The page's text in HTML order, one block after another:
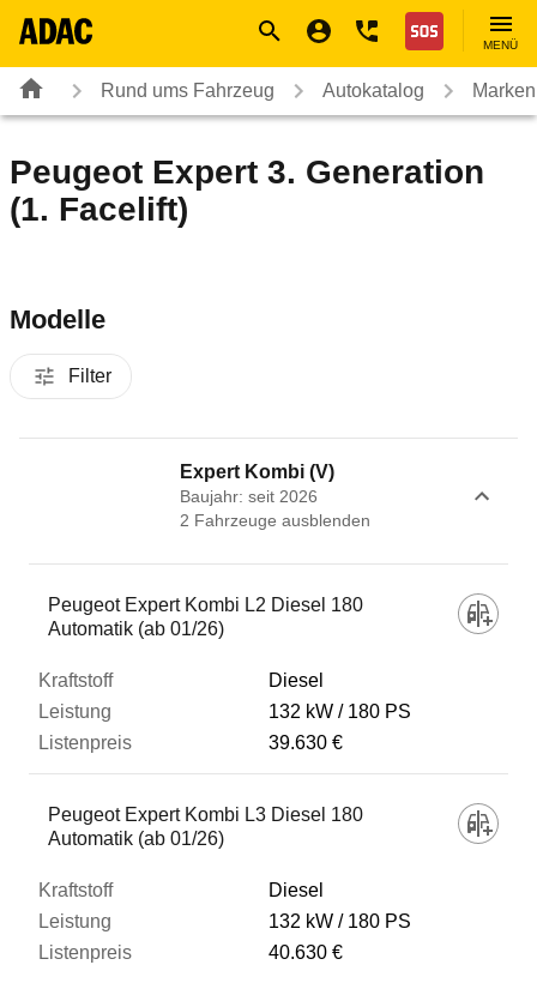
Nothilfe
MENÜ
Rund ums Fahrzeug Autokatalog
Peugeot Expert 3. Generation
(1. Facelift)
Modelle
Filter
Expert Kombi (V)
Baujahr: seit 2026
2 Fahrzeuge ausblenden
Fahrzeug
Kraftstoff
Leistung
Listenpreis
Peugeot Expert Kombi L2 Diesel 180
Automatik (ab 01/26)
Diesel
132 kW
180 PS
39.630 €
Peugeot Expert Kombi L3 Diesel 180
Automatik (ab 01/26)
Diesel
132 kW
180 PS
40.630 €